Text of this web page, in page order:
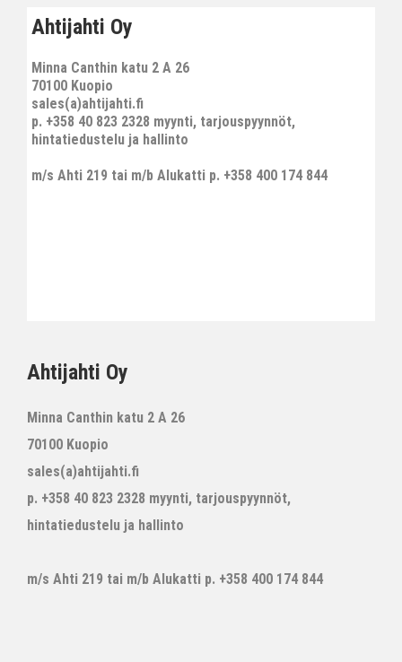
Ahtijahti Oy
Minna Canthin katu 2 A 26
70100 Kuopio
sales(a)ahtijahti.fi
p. +358 40 823 2328 myynti, tarjouspyynnöt,
hintatiedustelu ja hallinto
m/s Ahti 219 tai m/b Alukatti p. +358 400 174 844
Ahtijahti Oy
Minna Canthin katu 2 A 26
70100 Kuopio
sales(a)ahtijahti.fi
p. +358 40 823 2328 myynti, tarjouspyynnöt,
hintatiedustelu ja hallinto
m/s Ahti 219 tai m/b Alukatti p. +358 400 174 844